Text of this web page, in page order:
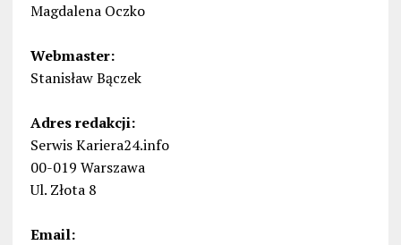
Magdalena Oczko
Webmaster:
Stanisław Bączek
Adres redakcji:
Serwis Kariera24.info
00-019 Warszawa
Ul. Złota 8
Email: